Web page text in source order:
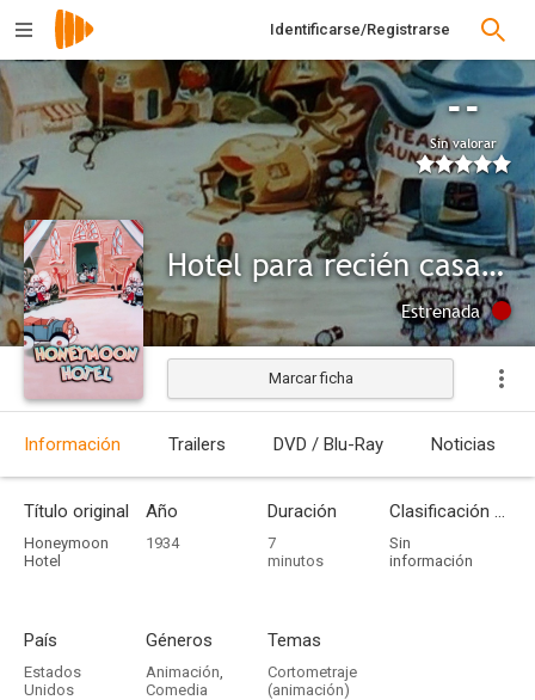
Identificarse/Registrarse
--
Sin valorar
Hotel para recién casados
Estrenada
Marcar ficha
Información Trailers DVD / Blu-Ray Noticias
Título original
Honeymoon
Hotel
Año
1934
Duración
7
minutos
Clasificación por edades
Sin
información
País
Estados
Unidos
Géneros
Animación,
Comedia
Temas
Cortometraje
(animación)